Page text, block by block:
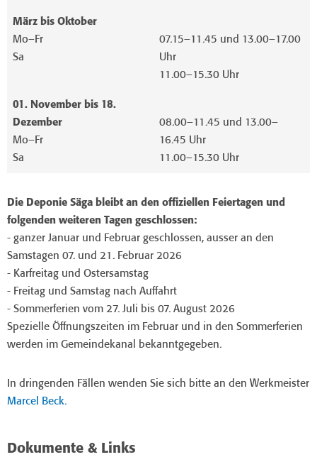
März bis Oktober
Mo–Fr
Sa
07.15–11.45 und 13.00–17.00
Uhr
11.00–15.30 Uhr
01. November bis 18.
Dezember
Mo–Fr
Sa
08.00–11.45 und 13.00–
16.45 Uhr
11.00–15.30 Uhr
Die Deponie Säga bleibt an den offiziellen Feiertagen und
folgenden weiteren Tagen geschlossen:
- ganzer Januar und Februar geschlossen, ausser an den
Samstagen 07. und 21. Februar 2026
- Karfreitag und Ostersamstag
- Freitag und Samstag nach Auffahrt
- Sommerferien vom 27. Juli bis 07. August 2026
Spezielle Öffnungszeiten im Februar und in den Sommerferien
werden im Gemeindekanal bekanntgegeben.
In dringenden Fällen wenden Sie sich bitte an den Werkmeister
Marcel Beck.
Dokumente & Links